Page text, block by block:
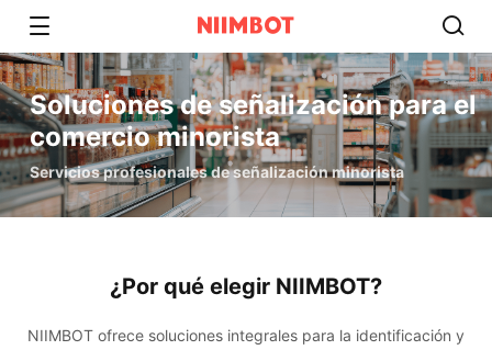
Soluciones de señalización para el
comercio minorista​
Servicios profesionales de señalización minorista
¿Por qué elegir NIIMBOT?​
NIIMBOT ofrece soluciones integrales para la identificación y